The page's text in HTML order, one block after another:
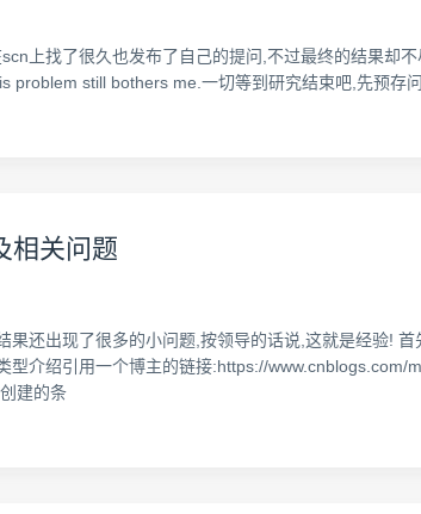
上找了很久也发布了自己的提问,不过最终的结果却
still bothers me.一切等到研究结束吧,先预存
相关问题
还出现了很多的小问题,按领导的话说,这就是经验!
介绍引用一个博主的链接:https://
建的条